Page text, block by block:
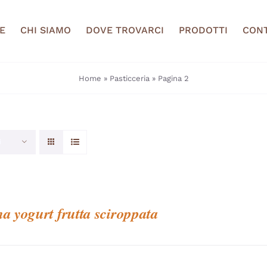
CHI SIAMO DOVE TROVARCI PRODOTTI
Home » Pasticceria » Pagina 2
yogurt frutta sciroppata